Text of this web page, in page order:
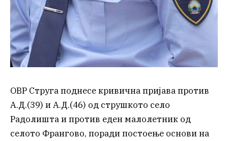
ОВР Струга поднесе кривична пријава против
А.Д.(39) и А.Д.(46) од струшкото село
Радолишта и против еден малолетник од
селото Франгово, поради постоење основи на